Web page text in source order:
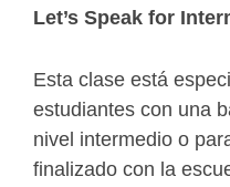
Let’s Speak for
Esta clase está
estudiantes con una
nivel intermedio o
finalizado con la